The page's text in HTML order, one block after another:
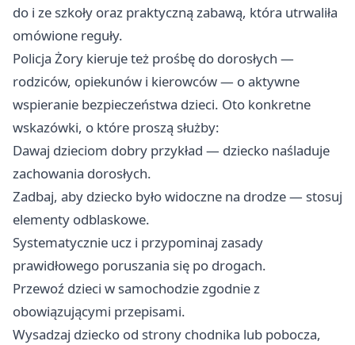
do i ze szkoły oraz praktyczną zabawą, która utrwaliła
omówione reguły.
Policja Żory kieruje też prośbę do dorosłych —
rodziców, opiekunów i kierowców — o aktywne
wspieranie bezpieczeństwa dzieci. Oto konkretne
wskazówki, o które proszą służby:
Dawaj dzieciom dobry przykład — dziecko naśladuje
zachowania dorosłych.
Zadbaj, aby dziecko było widoczne na drodze — stosuj
elementy odblaskowe.
Systematycznie ucz i przypominaj zasady
prawidłowego poruszania się po drogach.
Przewoź dzieci w samochodzie zgodnie z
obowiązującymi przepisami.
Wysadzaj dziecko od strony chodnika lub pobocza,